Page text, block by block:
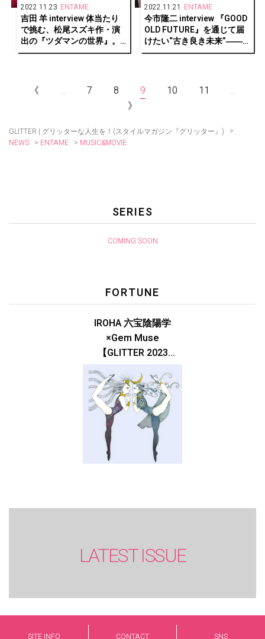
2022.11.23 ENTAME
吉田 羊 interview 体当たり
で挑む、松尾スズキ作・演
出の『ツダマンの世界』。
ストイックに突き進む先に
2022.11.21 ENTAME
今市隆二 interview 『GOOD
OLD FUTURE』を通じて届
けたい“古き良き未来”――
時代の変化に捉われず自身
《 ... 7 8 9 10 11
...
》
GLITTER | グリッターな人生を！(スタイルマガジン『グリッター』)
>
NEWS > ENTAME > MUSIC&MOVIE
SERIES
COMING SOON
FORTUNE
IROHA 六宝陰陽学
×Gem Muse
【GLITTER 2023
SUMMER issue】
LATEST ISSUE
SITE INFO CONTACT SNS